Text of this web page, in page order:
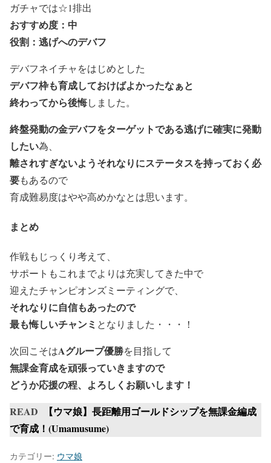
ガチャでは☆1排出
おすすめ度：中
役割：逃げへのデバフ
デバフネイチャをはじめとした
デバフ枠も育成しておけばよかったなぁと
終わってから後悔しました。
終盤発動の金デバフをターゲットである逃げに確実に発動
したい為、
離されすぎないようそれなりにステータスを持っておく必
要もあるので
育成難易度はやや高めかなとは思います。
まとめ
作戦もじっくり考えて、
サポートもこれまでよりは充実してきた中で
迎えたチャンピオンズミーティングで、
それなりに自信もあったので
最も悔しいチャンミ となりました・・・！
次回こそはAグループ優勝を目指して
無課金育成を頑張っていきますので
どうか応援の程、よろしくお願いします！
READ
【ウマ娘】長距離用ゴールドシップを無課金編成
で育成！(Umamusume)
カテゴリー: ウマ娘